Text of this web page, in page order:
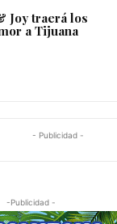
Joy traerá los
a Tijuana
- Publicidad -
-Publicidad -